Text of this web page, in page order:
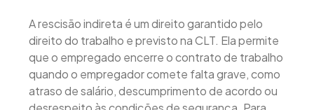
A rescisão indireta é um direito garantido pelo
direito do trabalho e previsto na CLT. Ela permite
que o empregado encerre o contrato de trabalho
quando o empregador comete falta grave, como
atraso de salário, descumprimento de acordo ou